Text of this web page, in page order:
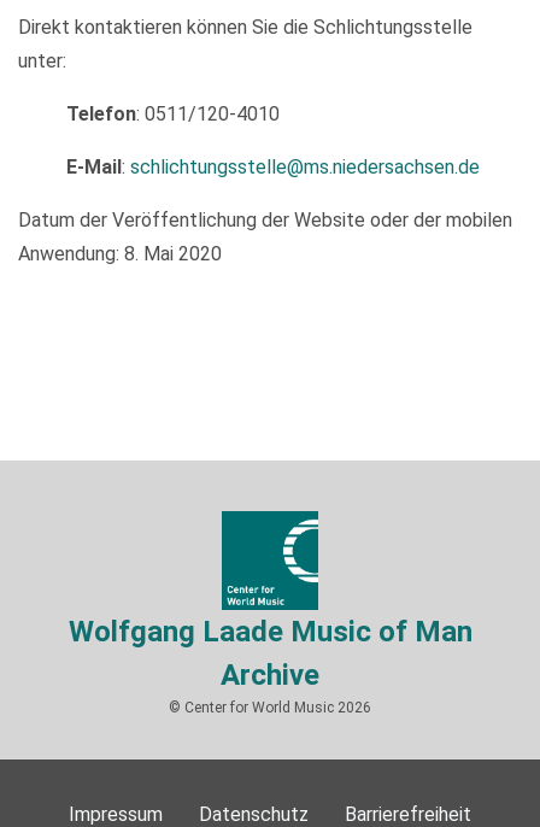
Direkt kontaktieren können Sie die Schlichtungsstelle
unter:
Telefon: 0511/120-4010
E-Mail : schlichtungsstelle@ms.niedersachsen.de
Datum der Veröffentlichung der Website oder der mobilen
Anwendung: 8. Mai 2020
Wolfgang Laade Music of Man
Archive
© Center for World Music 2026
Impressum Datenschutz Barrierefreiheit